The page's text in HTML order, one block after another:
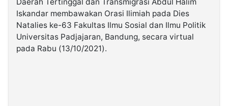
2026
Kabarbaru
Media
Iskandar membawakan Orasi Ilimiah pada Dies
Natalies ke-63 Fakultas Ilmu Sosial dan Ilmu Politik
Universitas Padjajaran, Bandung, secara virtual
pada Rabu (13/10/2021).